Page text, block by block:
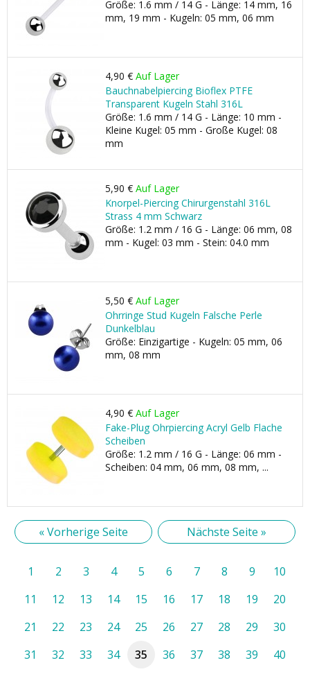
Größe: 1.6 mm / 14 G - Länge: 14 mm, 16
mm, 19 mm - Kugeln: 05 mm, 06 mm
4,90 € Auf Lager
Bauchnabelpiercing Bioflex PTFE
Transparent Kugeln Stahl 316L
Größe: 1.6 mm / 14 G - Länge: 10 mm -
Kleine Kugel: 05 mm - Große Kugel: 08
mm
5,90 € Auf Lager
Knorpel-Piercing Chirurgenstahl 316L
Strass 4 mm Schwarz
Größe: 1.2 mm / 16 G - Länge: 06 mm, 08
mm - Kugel: 03 mm - Stein: 04.0 mm
5,50 € Auf Lager
Ohrringe Stud Kugeln Falsche Perle
Dunkelblau
Größe: Einzigartige - Kugeln: 05 mm, 06
mm, 08 mm
4,90 € Auf Lager
Fake-Plug Ohrpiercing Acryl Gelb Flache
Scheiben
Größe: 1.2 mm / 16 G - Länge: 06 mm -
Scheiben: 04 mm, 06 mm, 08 mm, ...
« Vorherige Seite Nächste Seite »
1 2 3 4 5 6 7 8 9
10
11
12 13 14 15 16 17 18 19
20
21
22 23 24 25 26 27 28 29
30
31
32 33 34 35 36 37 38 39
40